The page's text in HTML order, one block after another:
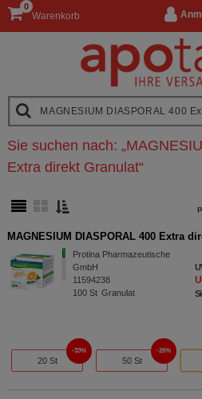
Warenkorb
0
Sie suchen nach: „
Extra direkt Granulat“
MAGNESIUM DIASPORAL 400 Extra
Protina Pharmazeutische
GmbH
11594238
100 St Granulat
20 St
33%
50 St
26%